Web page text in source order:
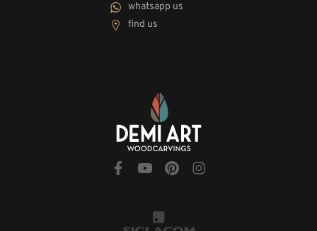
whatsapp us
find us